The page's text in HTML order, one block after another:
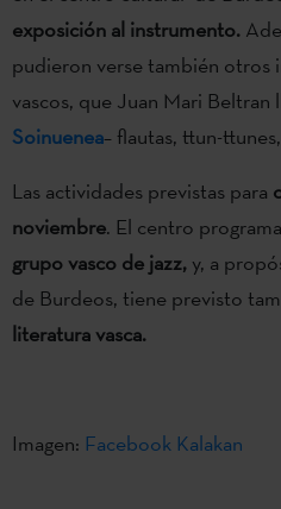
exposición al instrumento.
pudieron verse también otros
vascos, que Juan Mari Beltran
Soinuenea– flautas, ttun-
Las actividades previstas para
noviembre. El centro
grupo vasco de jazz, y, a
de Burdeos, tiene previsto
literatura vasca.
Imagen: Facebook Kalakan